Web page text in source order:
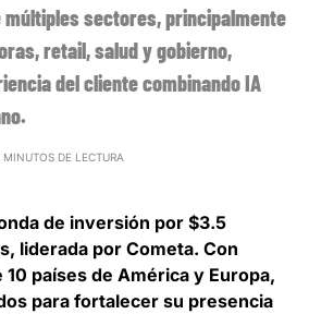
múltiples sectores, principalmente
retail, salud y gobierno,
del cliente combinando IA
MINUTOS DE LECTURA
de inversión por $3.5
liderada por Cometa. Con
países de América y Europa,
para fortalecer su presencia